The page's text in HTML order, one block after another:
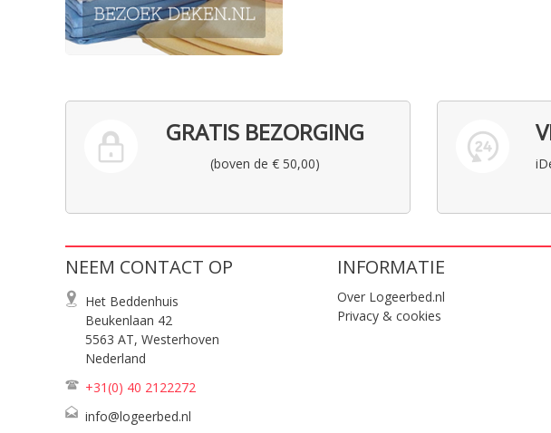
GRATIS BEZORGING
(boven de € 50,00)
NEEM CONTACT OP
Het Beddenhuis
Beukenlaan 42
5563 AT, Westerhoven
Nederland
+31(0) 40 2122272
info@logeerbed.nl
INFORMATIE
Over Logeerbed.nl
Privacy & cookies